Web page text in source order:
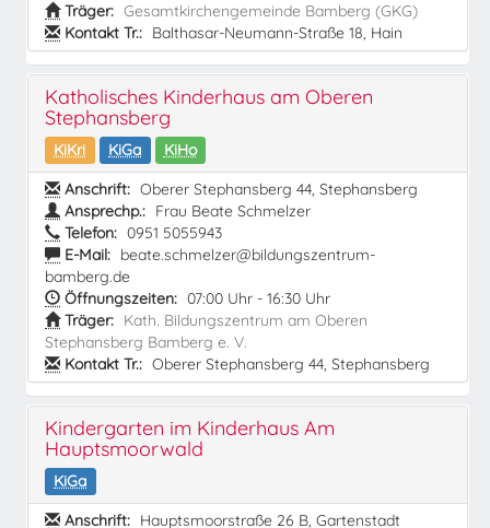
Träger: Gesamtkirchengemeinde Bamberg (GKG)
Kontakt Tr.: Balthasar-Neumann-Straße 18, Hain
Katholisches Kinderhaus am Oberen
Stephansberg
KiKri KiGa
KiHo
Anschrift: Oberer Stephansberg 44, Stephansberg
Ansprechp.: Frau Beate Schmelzer
Telefon: 0951 5055943
E-Mail: beate.schmelzer@bildungszentrum-
bamberg.de
Öffnungszeiten: 07:00 Uhr - 16:30 Uhr
Träger: Kath. Bildungszentrum am Oberen
Stephansberg Bamberg e. V.
Kontakt Tr.: Oberer Stephansberg 44, Stephansberg
Kindergarten im Kinderhaus Am
Hauptsmoorwald
KiGa
Anschrift: Hauptsmoorstraße 26 B, Gartenstadt